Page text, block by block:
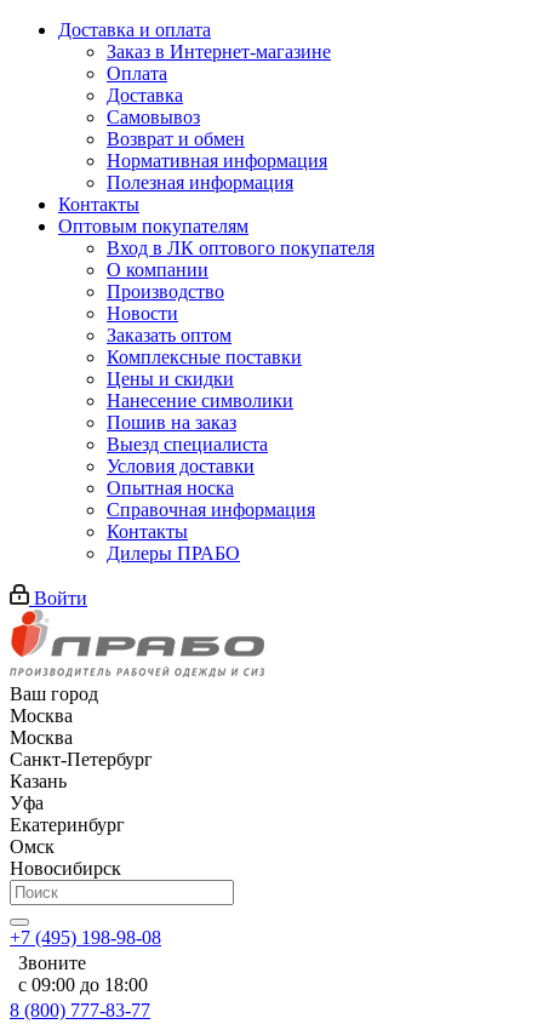
Доставка и оплата
Заказ в Интернет-магазине
Оплата
Доставка
Самовывоз
Возврат и обмен
Нормативная информация
Полезная информация
Контакты
Оптовым покупателям
Вход в ЛК оптового покупателя
О компании
Производство
Новости
Заказать оптом
Комплексные поставки
Цены и скидки
Нанесение символики
Пошив на заказ
Выезд специалиста
Условия доставки
Опытная носка
Справочная информация
Контакты
Дилеры ПРАБО
Войти
Ваш город
Москва
Москва
Санкт-Петербург
Казань
Уфа
Екатеринбург
Омск
Новосибирск
+7 (495) 198-98-08
Звоните
с 09:00 до 18:00
8 (800) 777-83-77